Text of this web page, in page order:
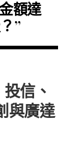
額達
”
信、
與廣達